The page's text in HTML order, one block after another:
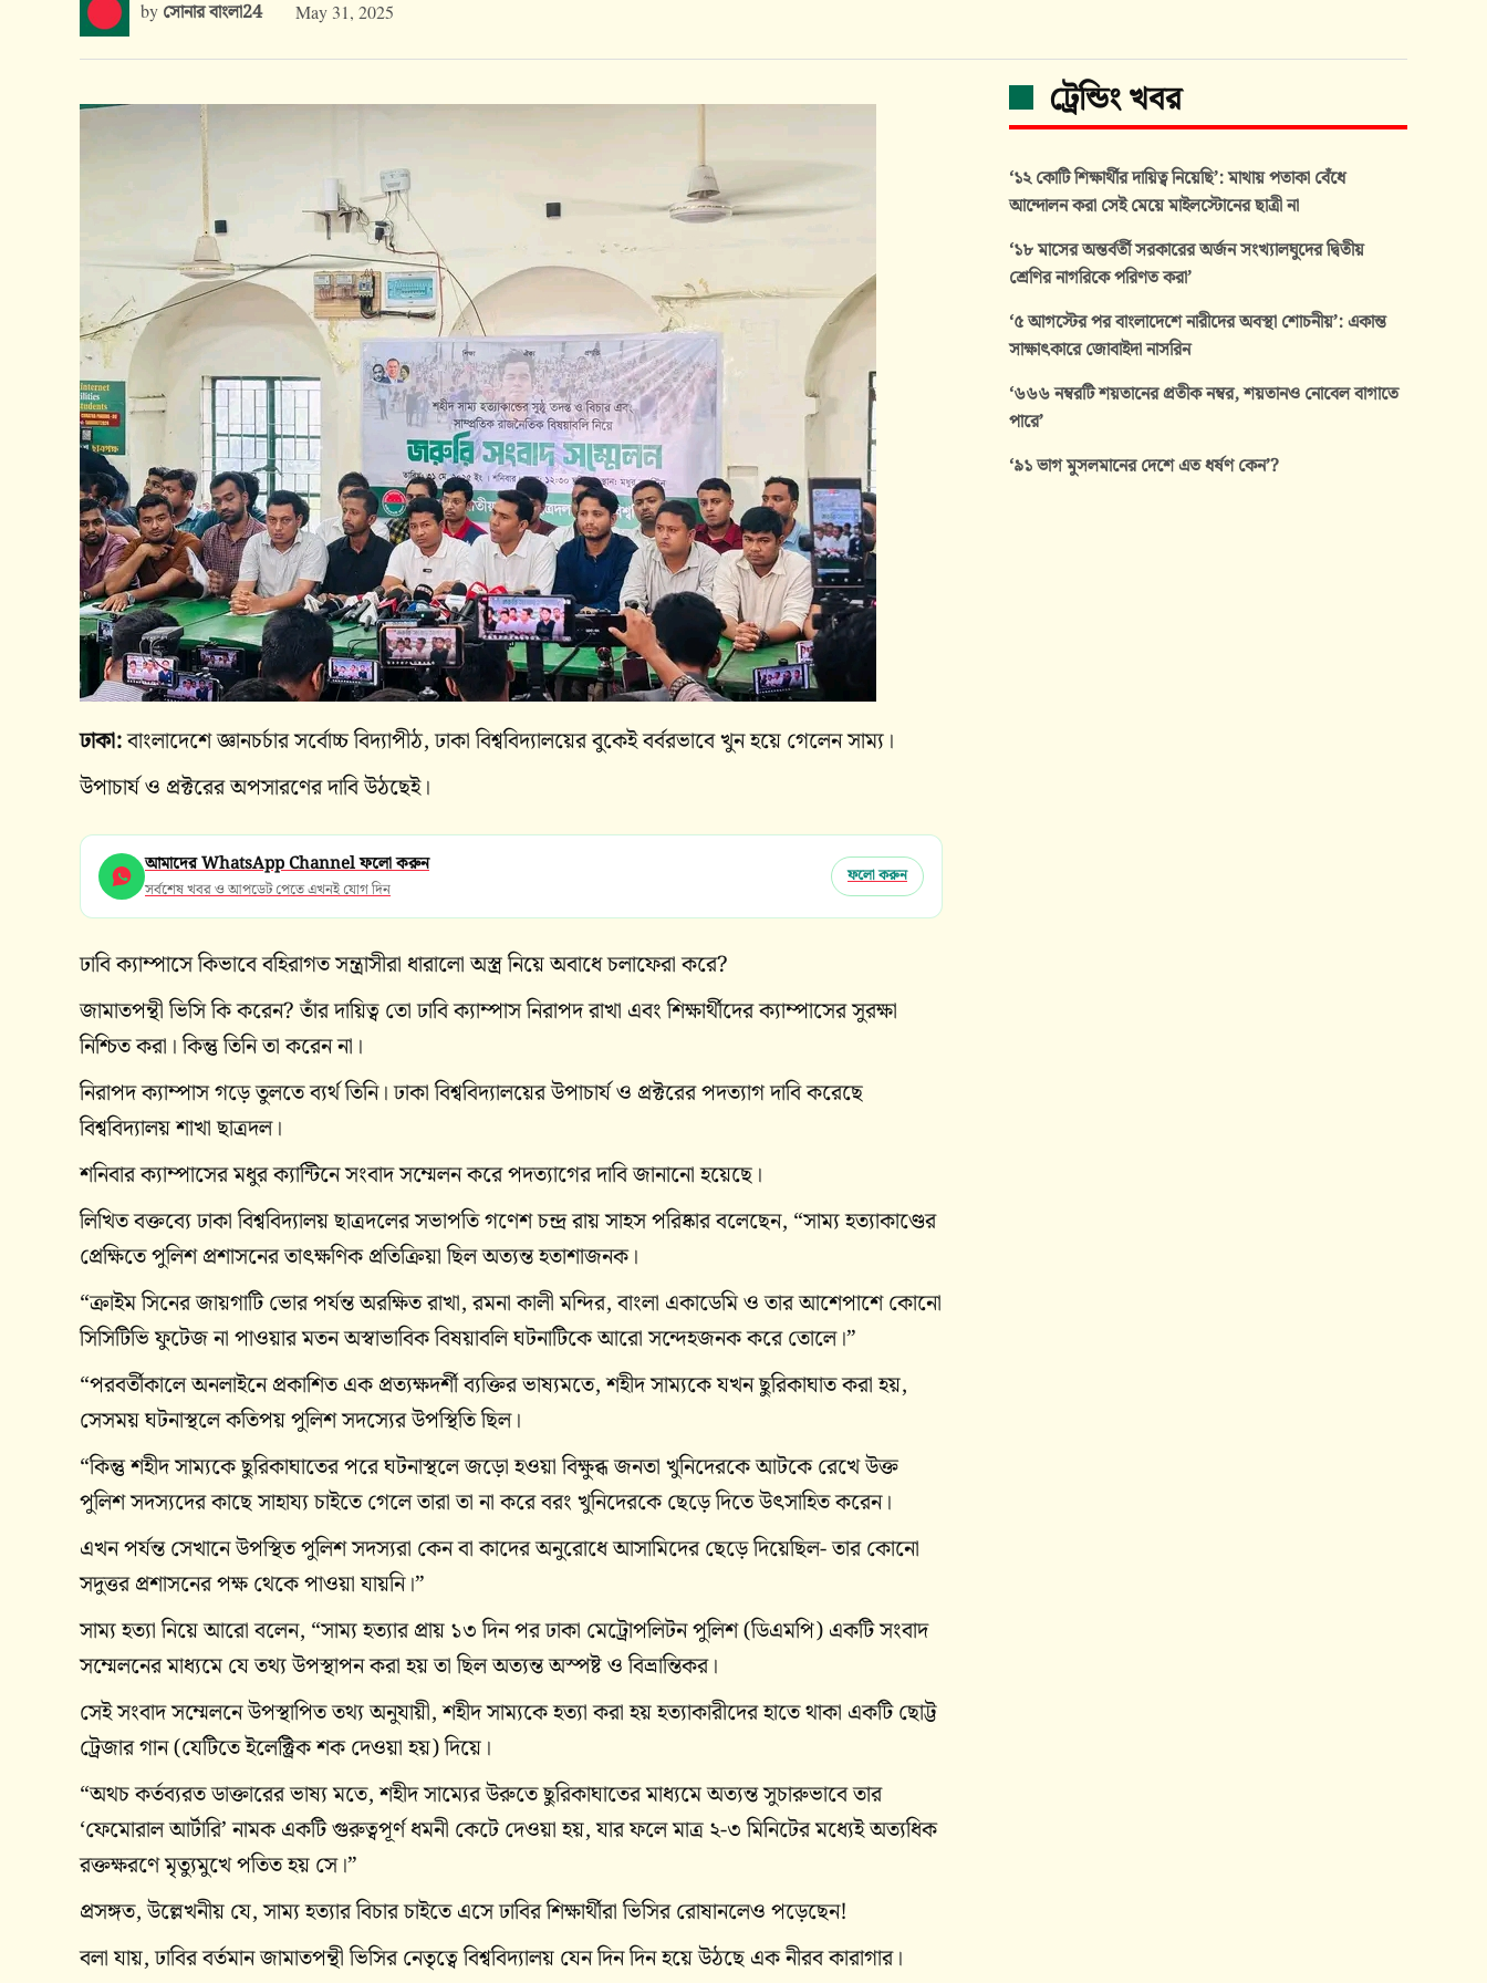
by সোনার বাংলা24 May 31, 2025
ঢাকা:বাংলাদেশে জ্ঞানচর্চার সর্বোচ্চ বিদ্যাপীঠ, ঢাকা বিশ্ববিদ্যালয়ের বুকেই বর্বরভাবে খুন হয়ে গেলেন সাম্য।
উপাচার্য ও প্রক্টরের অপসারণের দাবি উঠছেই।
আমাদের WhatsApp Channel ফলো করুন
সর্বশেষ খবর ও আপডেট পেতে এখনই যোগ দিন
ফলো করুন
ঢাবি ক্যাম্পাসে কিভাবে বহিরাগত সন্ত্রাসীরা ধারালো অস্ত্র নিয়ে অবাধে চলাফেরা করে?
জামাতপন্থী ভিসি কি করেন? তাঁর দায়িত্ব তো ঢাবি ক্যাম্পাস নিরাপদ রাখা এবং শিক্ষার্থীদের ক্যাম্পাসের সুরক্ষা
নিশ্চিত করা। কিন্তু তিনি তা করেন না।
নিরাপদ ক্যাম্পাস গড়ে তুলতে ব্যর্থ তিনি। ঢাকা বিশ্ববিদ্যালয়ের উপাচার্য ও প্রক্টরের পদত্যাগ দাবি করেছে
বিশ্ববিদ্যালয় শাখা ছাত্রদল।
শনিবার ক্যাম্পাসের মধুর ক্যান্টিনে সংবাদ সম্মেলন করে পদত্যাগের দাবি জানানো হয়েছে।
লিখিত বক্তব্যে ঢাকা বিশ্ববিদ্যালয় ছাত্রদলের সভাপতি গণেশ চন্দ্র রায় সাহস পরিষ্কার বলেছেন, “সাম্য হত্যাকাণ্ডের
প্রেক্ষিতে পুলিশ প্রশাসনের তাৎক্ষণিক প্রতিক্রিয়া ছিল অত্যন্ত হতাশাজনক।
“ক্রাইম সিনের জায়গাটি ভোর পর্যন্ত অরক্ষিত রাখা, রমনা কালী মন্দির, বাংলা একাডেমি ও তার আশেপাশে কোনো
সিসিটিভি ফুটেজ না পাওয়ার মতন অস্বাভাবিক বিষয়াবলি ঘটনাটিকে আরো সন্দেহজনক করে তোলে।”
“পরবর্তীকালে অনলাইনে প্রকাশিত এক প্রত্যক্ষদর্শী ব্যক্তির ভাষ্যমতে, শহীদ সাম্যকে যখন ছুরিকাঘাত করা হয়,
সেসময় ঘটনাস্থলে কতিপয় পুলিশ সদস্যের উপস্থিতি ছিল।
“কিন্তু শহীদ সাম্যকে ছুরিকাঘাতের পরে ঘটনাস্থলে জড়ো হওয়া বিক্ষুব্ধ জনতা খুনিদেরকে আটকে রেখে উক্ত
পুলিশ সদস্যদের কাছে সাহায্য চাইতে গেলে তারা তা না করে বরং খুনিদেরকে ছেড়ে দিতে উৎসাহিত করেন।
এখন পর্যন্ত সেখানে উপস্থিত পুলিশ সদস্যরা কেন বা কাদের অনুরোধে আসামিদের ছেড়ে দিয়েছিল- তার কোনো
সদুত্তর প্রশাসনের পক্ষ থেকে পাওয়া যায়নি।”
সাম্য হত্যা নিয়ে আরো বলেন, “সাম্য হত্যার প্রায় ১৩ দিন পর ঢাকা মেট্রোপলিটন পুলিশ (ডিএমপি) একটি সংবাদ
সম্মেলনের মাধ্যমে যে তথ্য উপস্থাপন করা হয় তা ছিল অত্যন্ত অস্পষ্ট ও বিভ্রান্তিকর।
সেই সংবাদ সম্মেলনে উপস্থাপিত তথ্য অনুযায়ী, শহীদ সাম্যকে হত্যা করা হয় হত্যাকারীদের হাতে থাকা একটি ছোট্ট
ট্রেজার গান (যেটিতে ইলেক্ট্রিক শক দেওয়া হয়) দিয়ে।
“অথচ কর্তব্যরত ডাক্তারের ভাষ্য মতে, শহীদ সাম্যের উরুতে ছুরিকাঘাতের মাধ্যমে অত্যন্ত সুচারুভাবে তার
‘ফেমোরাল আর্টারি’ নামক একটি গুরুত্বপূর্ণ ধমনী কেটে দেওয়া হয়, যার ফলে মাত্র ২-৩ মিনিটের মধ্যেই অত্যধিক
রক্তক্ষরণে মৃত্যুমুখে পতিত হয় সে।”
প্রসঙ্গত, উল্লেখনীয় যে, সাম্য হত্যার বিচার চাইতে এসে ঢাবির শিক্ষার্থীরা ভিসির রোষানলেও পড়েছেন!
বলা যায়, ঢাবির বর্তমান জামাতপন্থী ভিসির নেতৃত্বে বিশ্ববিদ্যালয় যেন দিন দিন হয়ে উঠছে এক নীরব কারাগার।
ট্রেন্ডিং খবর
‘১২ কোটি শিক্ষার্থীর দায়িত্ব নিয়েছি’: মাথায় পতাকা বেঁধে
আন্দোলন করা সেই মেয়ে মাইলস্টোনের ছাত্রী না
‘১৮ মাসের অন্তর্বর্তী সরকারের অর্জন সংখ্যালঘুদের দ্বিতীয়
শ্রেণির নাগরিকে পরিণত করা’
‘৫ আগস্টের পর বাংলাদেশে নারীদের অবস্থা শোচনীয়’: একান্ত
সাক্ষাৎকারে জোবাইদা নাসরিন
‘৬৬৬ নম্বরটি শয়তানের প্রতীক নম্বর, শয়তানও নোবেল বাগাতে
পারে’
‘৯১ ভাগ মুসলমানের দেশে এত ধর্ষণ কেন’?